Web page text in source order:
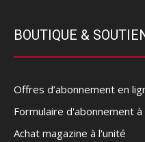
BOUTIQUE &
Offres d’abonnement en
Formulaire d'abonnement
Achat magazine à l'unité